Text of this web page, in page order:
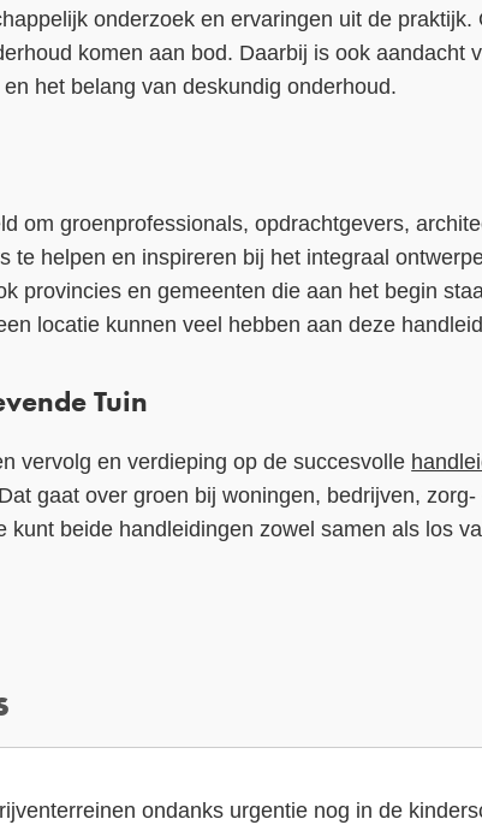
onderzoek en ervaringen uit de
komen aan bod. Daarbij is ook aandacht
het belang van deskundig onderhoud.
om groenprofessionals, opdrachtgevers,
te helpen en inspireren bij het integraal
provincies en gemeenten die aan het begin
locatie kunnen veel hebben aan deze
Tuin
vervolg en verdieping op de succesvolle
gaat over groen bij woningen, bedrijven,
kunt beide handleidingen zowel samen als los
ondanks urgentie nog in de